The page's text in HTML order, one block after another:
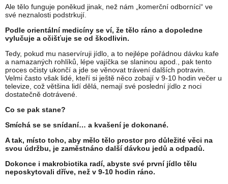
Ale tělo funguje poněkud jinak, než nám „komerční odborníci“ ve
své neznalosti podstrkují.
Podle orientální medicíny se ví, že tělo ráno a dopoledne
vylučuje a očišťuje se od škodlivin.
Tedy, pokud mu naservíruji jídlo, a to nejlépe pořádnou dávku kafe
a namazaných rohlíků, lépe vajíčka se slaninou apod., pak tento
proces očisty ukončí a jde se věnovat trávení dalších potravin.
Velmi často však lidé, kteří si ještě něco zobají v 9-10 hodin večer u
televize, což většina lidí dělá, nemají své poslední jídlo z noci
dostatečně dotrávené.
Co se pak stane?
Smíchá se se snídaní… a kvašení je dokonané.
A tak, místo toho, aby mělo tělo prostor pro důležité věci na
svou údržbu, je zaměstnáno další dávkou jedů a odpadů.
Dokonce i makrobiotika radí, abyste své první jídlo tělu
neposkytovali dříve, než v 9-10 hodin ráno.